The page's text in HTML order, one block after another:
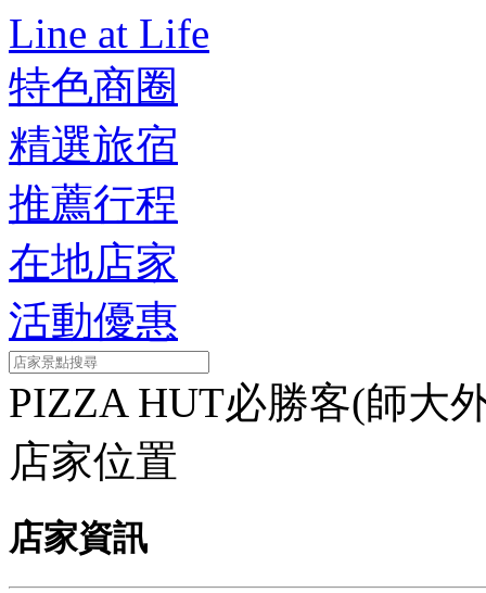
Line at Life
特色商圈
精選旅宿
推薦行程
在地店家
活動優惠
PIZZA HUT必勝客(師大
店家位置
店家資訊